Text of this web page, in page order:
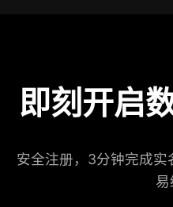
即刻开启
安全注册，3分钟完成
易